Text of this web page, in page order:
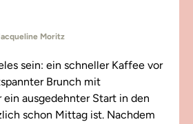
Moritz
sein: ein schneller Kaffee vor
Brunch mit
ein ausgedehnter Start in den
schon Mittag ist. Nachdem